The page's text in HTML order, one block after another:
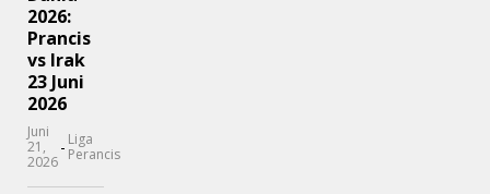
2026:
Prancis
vs Irak
23 Juni
2026
Juni
21,
2026
- Liga
Perancis